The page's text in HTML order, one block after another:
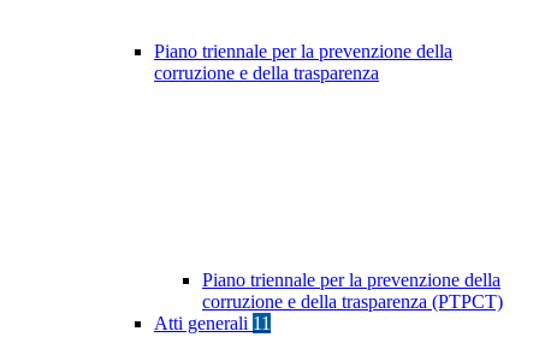
Piano triennale per la prevenzione della
corruzione e della trasparenza
Piano triennale per la prevenzione della
corruzione e della trasparenza (PTPCT)
Atti generali 11